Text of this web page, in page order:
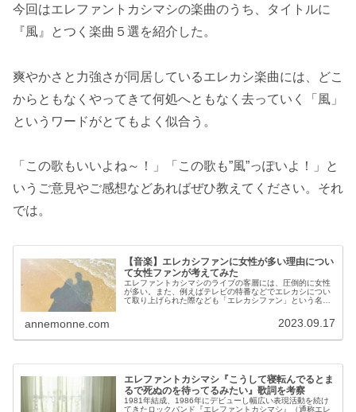
今回はエレファントカシマシの楽曲のうち、タイトルに
『風』とつく楽曲５選を紹介した。
爽やかさと力強さが同居しているエレカシ楽曲には、どこ
からともなくやってきて何処へともなく去っていく「風」
というワードがとてもよく似合う。
「この歌もいいよね～！」「この歌も”風”っぽいよ！」と
いうご意見やご感想などあればぜひ教えてください。それ
では。
【音楽】エレカシファンに女性が多い理由につい
て女性ファンが考えてみた
エレファントカシマシのライブの客層には、圧倒的に女性
が多い。また、例えばテレビの特番などでエレカシについ
て取り上げられた際なども「エレカシファン」という名目
annemonne.com 2023.09.17
エレファントカシマシ『こうして寝転んでるとま
るで死ぬのを待ってるみたい』歌詞を考察
1981年結成、1986年にデビューし幅広い表現活動を続け
てきたロックバンド『エレファントカシマシ』（通称エレ